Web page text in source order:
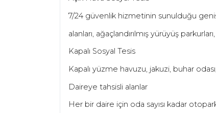
7/24 güvenlik hizmetinin sunulduğu geni
alanları, ağaçlandırılmış yürüyüş
Kapalı Sosyal Tesis
Kapalı yüzme havuzu, jakuzi, buhar
Daireye tahsisli alanlar
Her bir daire için oda sayısı kadar